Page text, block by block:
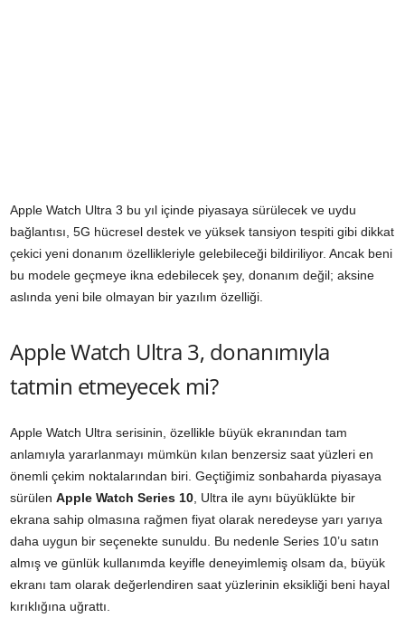
Apple Watch Ultra 3 bu yıl içinde piyasaya sürülecek ve uydu
bağlantısı, 5G hücresel destek ve yüksek tansiyon tespiti gibi dikkat
çekici yeni donanım özellikleriyle gelebileceği bildiriliyor. Ancak beni
bu modele geçmeye ikna edebilecek şey, donanım değil; aksine
aslında yeni bile olmayan bir yazılım özelliği.
Apple Watch Ultra 3, donanımıyla
tatmin etmeyecek mi?
Apple Watch Ultra serisinin, özellikle büyük ekranından tam
anlamıyla yararlanmayı mümkün kılan benzersiz saat yüzleri en
önemli çekim noktalarından biri. Geçtiğimiz sonbaharda piyasaya
sürülen Apple Watch Series 10 , Ultra ile aynı büyüklükte bir
ekrana sahip olmasına rağmen fiyat olarak neredeyse yarı yarıya
daha uygun bir seçenekte sunuldu. Bu nedenle Series 10’u satın
almış ve günlük kullanımda keyifle deneyimlemiş olsam da, büyük
ekranı tam olarak değerlendiren saat yüzlerinin eksikliği beni hayal
kırıklığına uğrattı.